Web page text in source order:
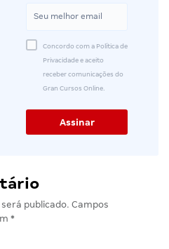
Concordo com a Política de
Privacidade e aceito
receber comunicações do
Gran Cursos Online.
publicado. Campos
*